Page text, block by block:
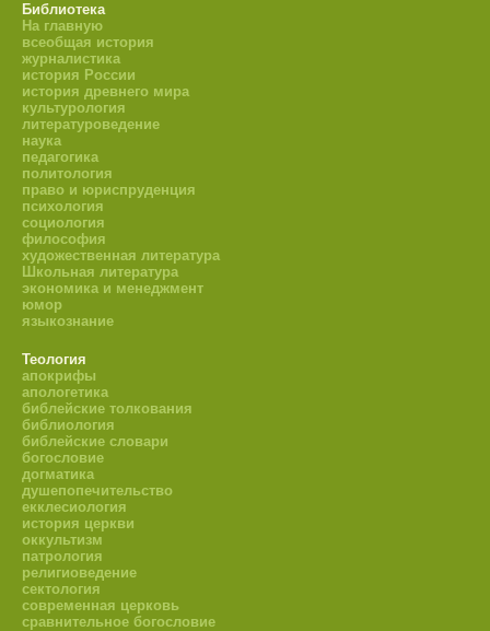
Библиотека
На главную
всеобщая история
журналистика
история России
история древнего мира
культурология
литературоведение
наука
педагогика
политология
право и юриспруденция
психология
социология
философия
художественная литература
Школьная литература
экономика и менеджмент
юмор
языкознание
Теология
апокрифы
апологетика
библейские толкования
библиология
библейские словари
богословие
догматика
душепопечительство
екклесиология
история церкви
оккультизм
патрология
религиоведение
сектология
современная церковь
сравнительное богословие